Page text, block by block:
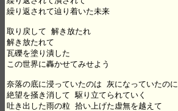
繰り返されて辿り着いた未来
取り戻して 解き放たれ
解き放たれて
瓦礫を塗り潰した
この世界に轟かせてみせよう
奈落の底に浸っていたのは 灰になっていたのに
絶望を掻き消して 駆り立てられていく
吐き出した雨の粒 拾い上げた虚無を越えて